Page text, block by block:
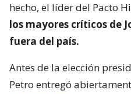
hecho, el líder del Pacto
los mayores críticos de
fuera del país.
Antes de la elección
Petro entregó